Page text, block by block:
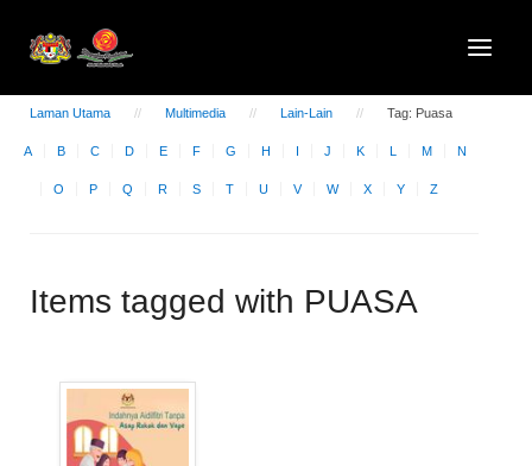
Laman Utama Multimedia Lain-Lain Tag: Puasa
A B C D E F G H I J K L M N
O P Q R S T U V W X Y Z
Items tagged with PUASA